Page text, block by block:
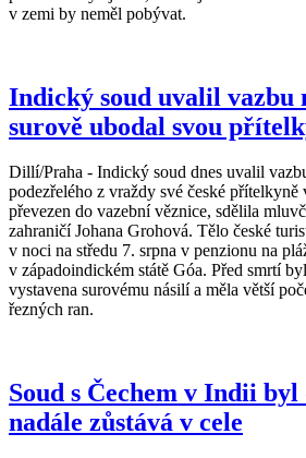
v zemi by neměl pobývat.
Indický soud uvalil vazbu
surově ubodal svou
Dillí/Praha - Indický soud dnes uvalil
podezřelého z vraždy své české
převezen do vazební věznice, sdělila
zahraničí Johana Grohová. Tělo české
v noci na středu 7. srpna v penzionu na
v západoindickém státě Góa. Před smrtí
vystavena surovému násilí a měla větší
řezných ran.
Soud s Čechem v Indii
nadále zůstává v cele